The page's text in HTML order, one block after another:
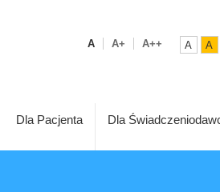
A A+ A++ A A
Dla Pacjenta Dla